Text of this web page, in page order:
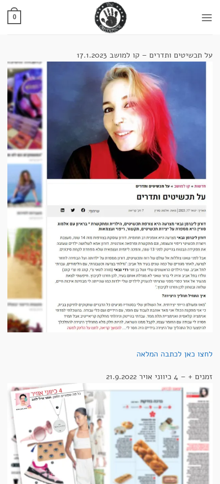
0
על תכשיטים ותדרים – קו למושב 17.1.2023
לחצו כאן לכתבה המלאה
זמנים + – 4 כיווני אויר 21.9.2022